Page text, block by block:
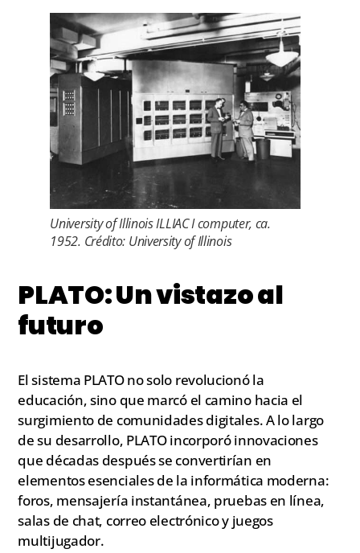
University of Illinois ILLIAC I computer, ca.
1952. Crédito: University of Illinois
PLATO: Un vistazo al
futuro
El sistema PLATO no solo revolucionó la
educación, sino que marcó el camino hacia el
surgimiento de comunidades digitales. A lo largo
de su desarrollo, PLATO incorporó innovaciones
que décadas después se convertirían en
elementos esenciales de la informática moderna:
foros, mensajería instantánea, pruebas en línea,
salas de chat, correo electrónico y juegos
multijugador.